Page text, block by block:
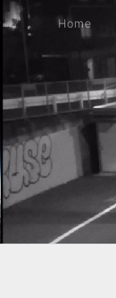
Home
Home